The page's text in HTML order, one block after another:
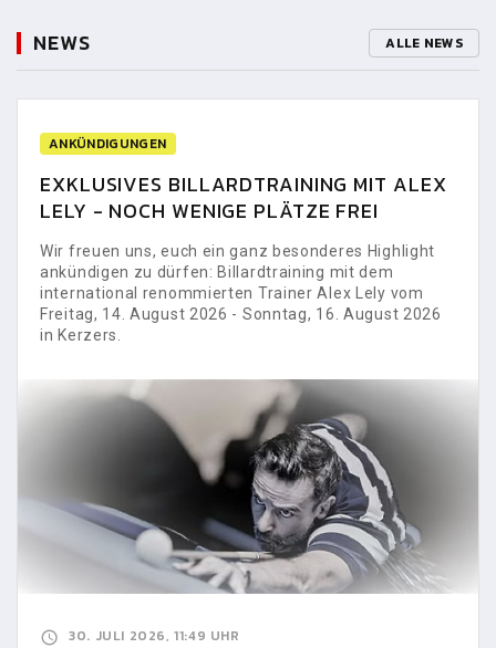
NEWS ALLE NEWS
ANKÜNDIGUNGEN
EXKLUSIVES BILLARDTRAINING MIT ALEX
LELY - NOCH WENIGE PLÄTZE FREI
Wir freuen uns, euch ein ganz besonderes Highlight
ankündigen zu dürfen: Billardtraining mit dem
international renommierten Trainer Alex Lely vom
Freitag, 14. August 2026 - Sonntag, 16. August 2026
in Kerzers.
30. JULI 2026, 11:49 UHR